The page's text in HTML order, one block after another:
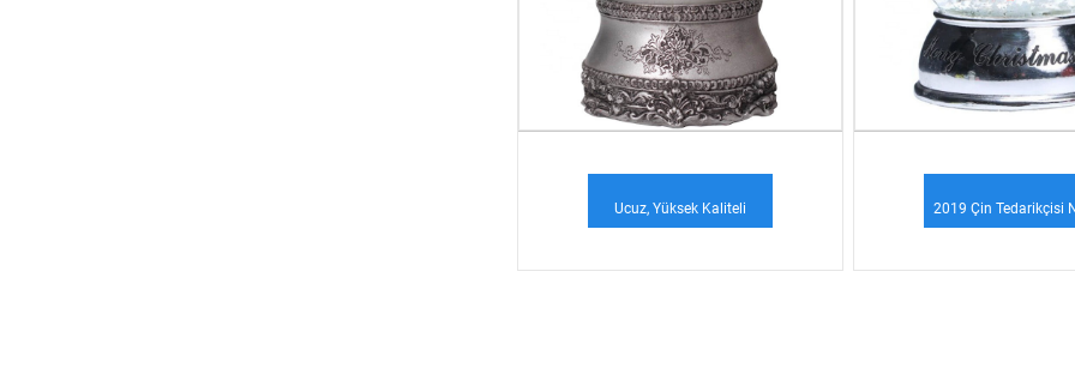
Ucuz, Yüksek Kaliteli 2019 Çin Tedarikçisi